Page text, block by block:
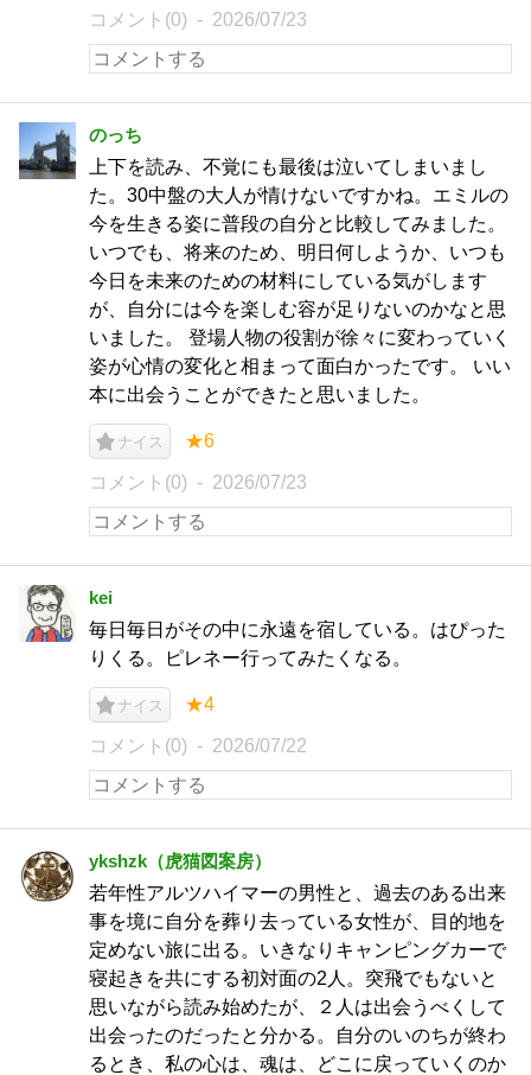
コメント(0) 2026/07/23
のっち
上下を読み、不覚にも最後は泣いてしまいまし
た。30中盤の大人が情けないですかね。エミルの
今を生きる姿に普段の自分と比較してみました。
いつでも、将来のため、明日何しようか、いつも
今日を未来のための材料にしている気がします
が、自分には今を楽しむ容が足りないのかなと思
いました。 登場人物の役割が徐々に変わっていく
姿が心情の変化と相まって面白かったです。 いい
本に出会うことができたと思いました。
ナイス ★6
コメント(0) 2026/07/23
kei
毎日毎日がその中に永遠を宿している。はぴった
りくる。ピレネー行ってみたくなる。
ナイス ★4
コメント(0) 2026/07/22
ykshzk（虎猫図案房）
若年性アルツハイマーの男性と、過去のある出来
事を境に自分を葬り去っている女性が、目的地を
定めない旅に出る。いきなりキャンピングカーで
寝起きを共にする初対面の2人。突飛でもないと
思いながら読み始めたが、２人は出会うべくして
出会ったのだったと分かる。自分のいのちが終わ
るとき、私の心は、魂は、どこに戻っていくのか